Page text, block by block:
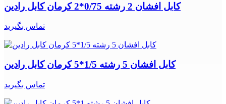
کابل افشان 2 رشته 0/75*2 کرمان کابل رادین
تماس بگیرید
کابل افشان 5 رشته 1/5*5 کرمان کابل رادین
تماس بگیرید